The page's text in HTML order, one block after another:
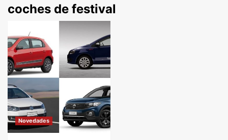
coches de festival
Novedades